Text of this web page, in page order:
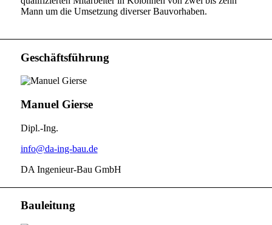
Mann um die Umsetzung diverser Bauvorhaben.
Geschäftsführung
Manuel Gierse
Dipl.-Ing.
info@da-ing-bau.de
DA Ingenieur-Bau GmbH
Bauleitung